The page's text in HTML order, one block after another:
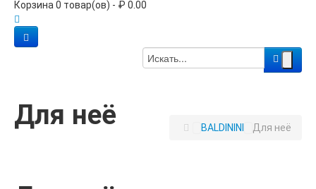
Корзина 0 товар(ов) - ₽ 0.00
Для неё BALDININI Для неё